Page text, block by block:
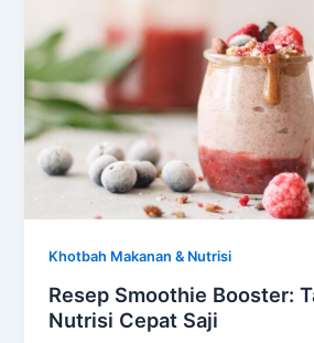
Khotbah Makanan & Nutrisi
Resep Smoothie Booster:
Nutrisi Cepat Saji